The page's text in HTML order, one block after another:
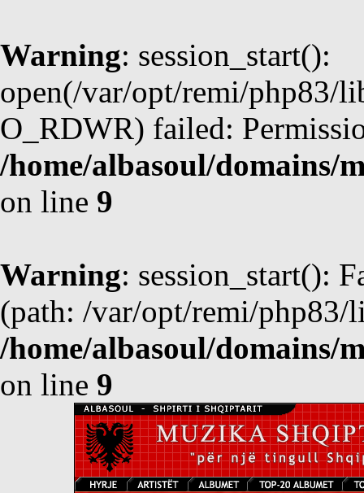
Warning: session_start():
open(/var/opt/remi/php83/
O_RDWR) failed:
/home/albasoul/domains/
on line 9
Warning: session_start():
(path: /var/opt/remi/php83/
/home/albasoul/domains/
on line 9